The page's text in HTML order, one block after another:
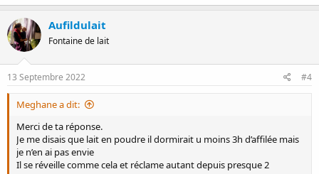
Aufildulait
Fontaine de lait
13 Septembre 2022 #4
Meghane a dit:
Merci de ta réponse.
Je me disais que lait en poudre il dormirait u moins 3h d’affilée mais
je n’en ai pas envie
Il se réveille comme cela et réclame autant depuis presque 2